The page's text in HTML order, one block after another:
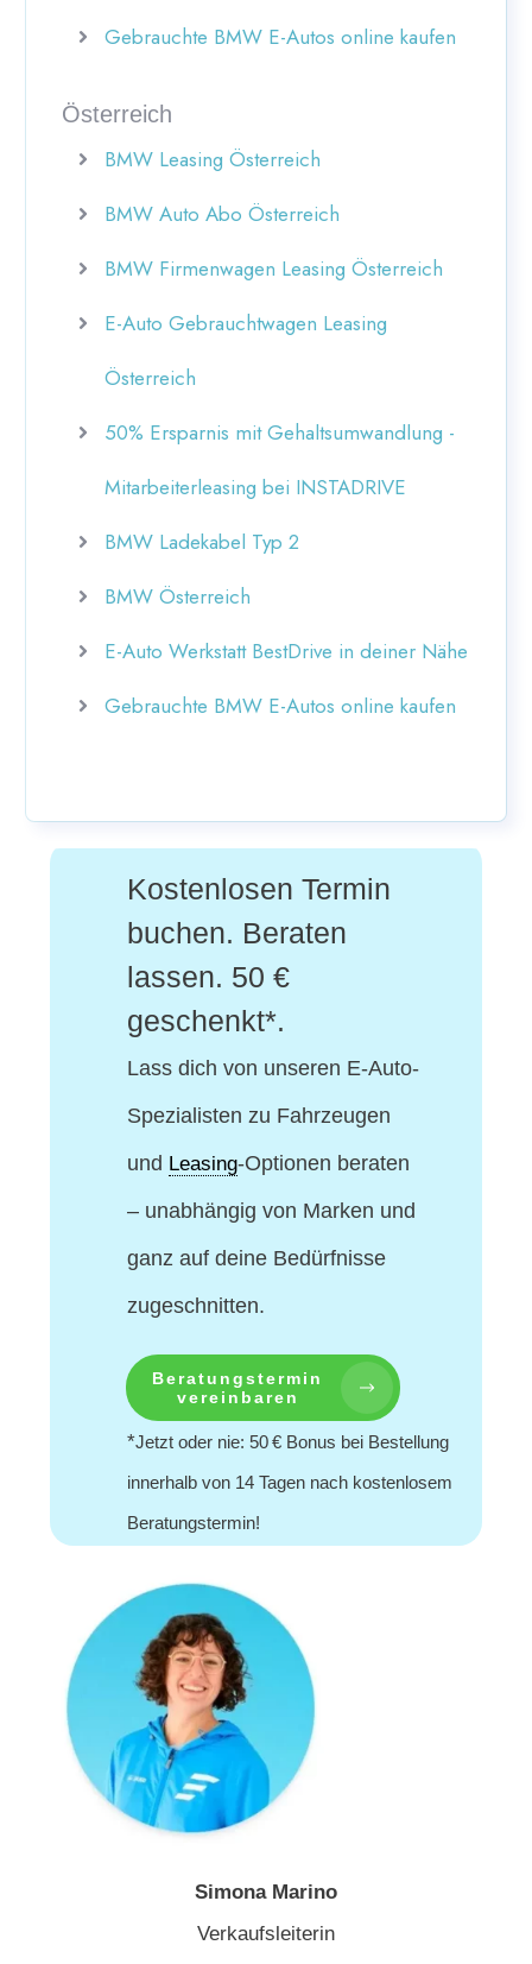
Gebrauchte BMW E-Autos online kaufen
Österreich
BMW Leasing Österreich
BMW Auto Abo Österreich
BMW Firmenwagen Leasing Österreich
E-Auto Gebrauchtwagen Leasing
Österreich
50% Ersparnis mit Gehaltsumwandlung -
Mitarbeiterleasing bei INSTADRIVE
BMW Ladekabel Typ 2
BMW Österreich
E-Auto Werkstatt BestDrive in deiner Nähe
Gebrauchte BMW E-Autos online kaufen
Kostenlosen Termin
buchen. Beraten
lassen. 50 €
geschenkt*.
Lass dich von unseren E-Auto-
Spezialisten zu Fahrzeugen
und Leasing-Optionen beraten
– unabhängig von Marken und
ganz auf deine Bedürfnisse
zugeschnitten.
Beratungstermin
vereinbaren
*Jetzt oder nie: 50 € Bonus bei Bestellung
innerhalb von 14 Tagen nach kostenlosem
Beratungstermin!
Simona Marino
Verkaufsleiterin